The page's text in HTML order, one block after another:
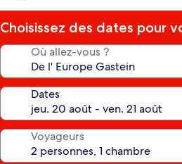
Choisissez des dates pour
Où allez-vous ?
Dates
Voyageurs